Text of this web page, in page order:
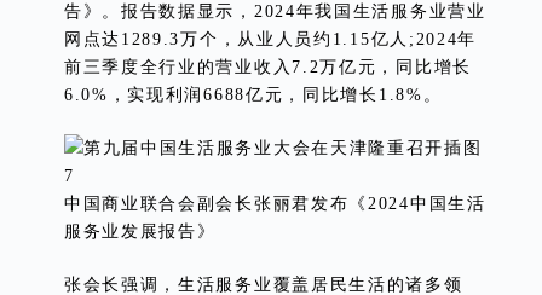
告》。报告数据显示，2024年我国生活服务业营业
网点达1289.3万个，从业人员约1.15亿人;2024年
前三季度全行业的营业收入7.2万亿元，同比增长
6.0%，实现利润6688亿元，同比增长1.8%。
中国商业联合会副会长张丽君发布《2024中国生活
服务业发展报告》
张会长强调，生活服务业覆盖居民生活的诸多领